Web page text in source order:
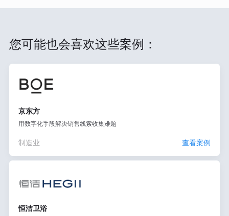
您可能也会喜欢这些案例：
京东方
用数字化手段解决销售线索收集难题
制造业 查看案例
恒洁卫浴